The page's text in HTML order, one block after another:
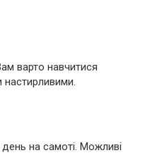
варто навчитися
настирливими.
на самоті. Можливі